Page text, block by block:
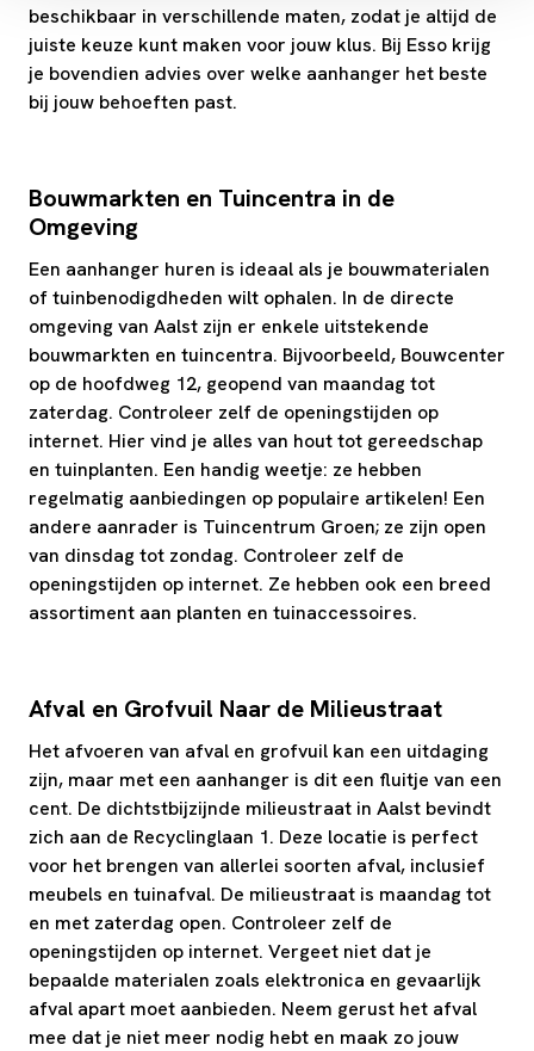
beschikbaar in verschillende maten, zodat je altijd de
juiste keuze kunt maken voor jouw klus. Bij Esso krijg
je bovendien advies over welke aanhanger het beste
bij jouw behoeften past.
Bouwmarkten en Tuincentra in de
Omgeving
Een aanhanger huren is ideaal als je bouwmaterialen
of tuinbenodigdheden wilt ophalen. In de directe
omgeving van Aalst zijn er enkele uitstekende
bouwmarkten en tuincentra. Bijvoorbeeld, Bouwcenter
op de hoofdweg 12, geopend van maandag tot
zaterdag. Controleer zelf de openingstijden op
internet. Hier vind je alles van hout tot gereedschap
en tuinplanten. Een handig weetje: ze hebben
regelmatig aanbiedingen op populaire artikelen! Een
andere aanrader is Tuincentrum Groen; ze zijn open
van dinsdag tot zondag. Controleer zelf de
openingstijden op internet. Ze hebben ook een breed
assortiment aan planten en tuinaccessoires.
Afval en Grofvuil Naar de Milieustraat
Het afvoeren van afval en grofvuil kan een uitdaging
zijn, maar met een aanhanger is dit een fluitje van een
cent. De dichtstbijzijnde milieustraat in Aalst bevindt
zich aan de Recyclinglaan 1. Deze locatie is perfect
voor het brengen van allerlei soorten afval, inclusief
meubels en tuinafval. De milieustraat is maandag tot
en met zaterdag open. Controleer zelf de
openingstijden op internet. Vergeet niet dat je
bepaalde materialen zoals elektronica en gevaarlijk
afval apart moet aanbieden. Neem gerust het afval
mee dat je niet meer nodig hebt en maak zo jouw